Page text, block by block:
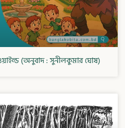
ওয়াইল্ড (অনুবাদ : সুনীলকুমার ঘোষ)